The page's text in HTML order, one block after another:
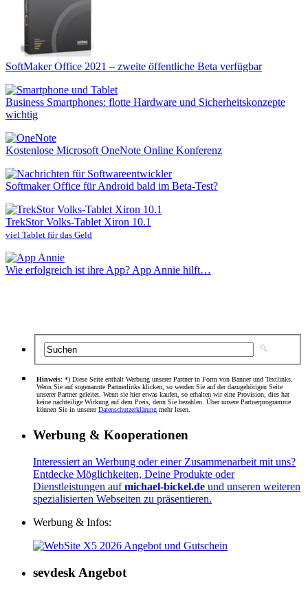
SoftMaker Office 2021 – zweite öffentliche Beta verfügbar
Business Smartphones: flotte Hardware und Sicherheitskonzepte
wichtig
Kostenlose Microsoft OneNote Online Konferenz
Softmaker Office für Android bald im Beta-Test?
TrekStor Volks-Tablet Xiron 10.1
viel Tablet für das Geld
Wie erfolgreich ist ihre App? App Annie hilft…
Hinweis: *) Diese Seite enthält Werbung unserer Partner in Form von Banner und Textlinks.
Wenn Sie auf sogenannte Partnerlinks klicken, so werden Sie auf der dazugehörigen Seite
unserer Partner geleitet. Wenn sie hier etwas kaufen, so erhalten wir eine Provision, dies hat
keine nachteilige Wirkung auf dem Preis, denn Sie bezahlen. Über unsere Partnerprogramme
können Sie in unsererDatenschutzerklärung mehr lesen.
Werbung & Kooperationen
Interessiert an Werbung oder einer Zusammenarbeit mit uns?
Entdecke Möglichkeiten, Deine Produkte oder
Dienstleistungen aufmichael-bickel.de und unseren weiteren
spezialisierten Webseiten zu präsentieren.
Werbung & Infos:
sevdesk Angebot